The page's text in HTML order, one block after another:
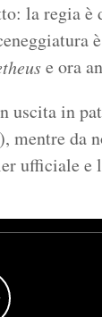
la regia è
e ora
uscita in
), mentre da
ufficiale e